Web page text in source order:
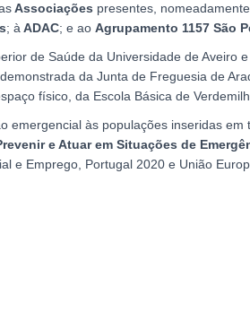
Associações presentes,
; à ADAC; e ao Agrupamento 1157 São
de Saúde da Universidade de Aveiro e
da Junta de Freguesia de
físico, da Escola Básica de
emergencial às populações inseridas em
e Atuar em Situações de
e Emprego, Portugal 2020 e União